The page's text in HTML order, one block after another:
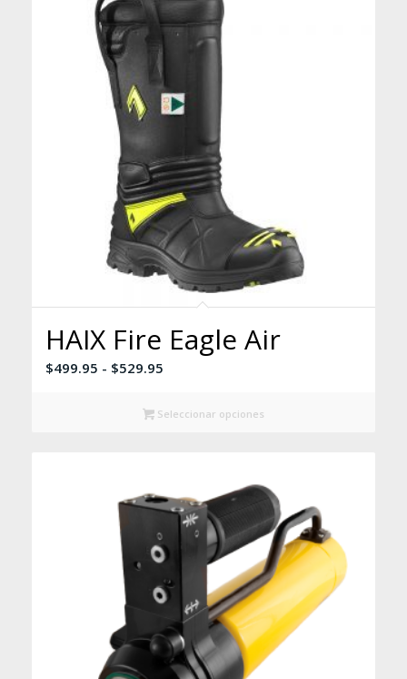
HAIX Fire Eagle Air
$499.95 - $529.95Rango
precios:
$529.95
Seleccionar opciones